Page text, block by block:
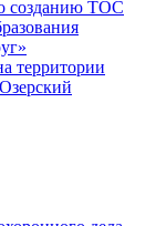
созданию ТОС
территории